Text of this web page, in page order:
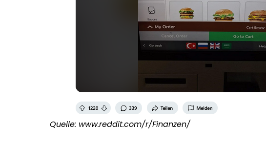
Quelle: www.reddit.com/r/Finanzen/